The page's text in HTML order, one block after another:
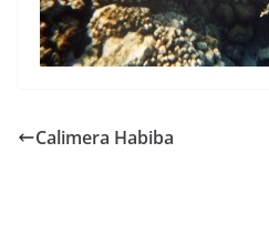
Calimera Habiba